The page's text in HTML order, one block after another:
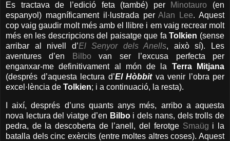
Es tractava de l’edició feta (també) per Minotauro
(en
espanyol) magníficament il·lustrada perAlan Lee. Aquest
cop vaig gaudir molt més amb el llibre i em vaig recrear molt
més en les descripcions del paisatge que faTolkien (sense
arribar al nivell d’El Senyor dels Anells, això sí). Les
aventures d’en
Bilbo
van ser l’excusa perfecta per
enganxar-me definitivament al món de la Terra Mitjana
(després d’aquesta lectura d’El Hòbbit va venir l’obra per
excel·lència de Tolkien; i a continuació, la resta).
I així, després d’uns quants anys més, arribo a aquesta
nova lectura del viatge d’en Bilboi dels nans, dels trolls de
pedra, de la descoberta de l’anell, del ferotge Smaüg i la
batalla dels cinc exèrcits (entre moltes altres coses). Aquest